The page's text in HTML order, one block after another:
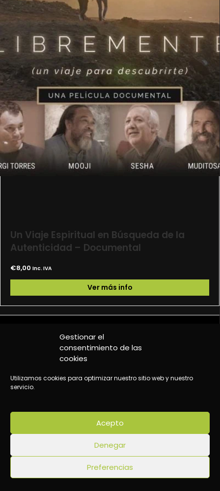
Gestionar el
consentimiento de las
cookies
Utilizamos cookies para optimizar nuestro sitio web y nuestro
servicio.
Acepto
Denegar
Preferencias
Un Viaje Espiritual en Búsqueda de la
Autenticidad – Documental
€8,00 Inc. IVA
Ver más info
PLATFORM
Events
School
Contact
Community events